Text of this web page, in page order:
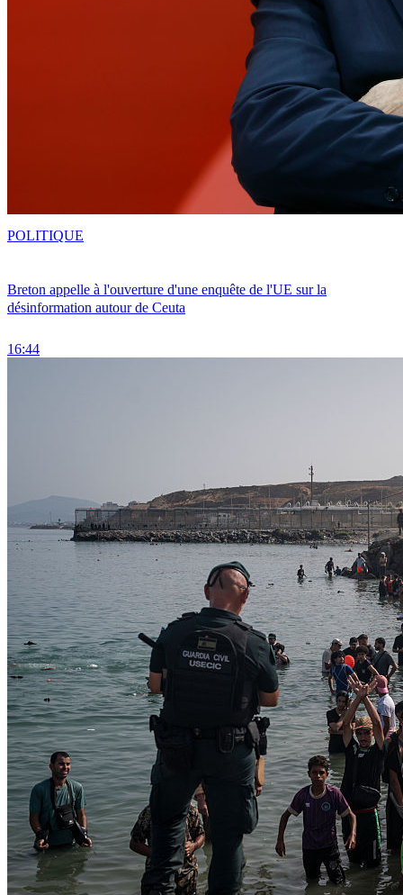
Breton appelle à l'ouverture d'une enquête de l'UE sur la
désinformation autour de Ceuta
16:44
POLITIQUE